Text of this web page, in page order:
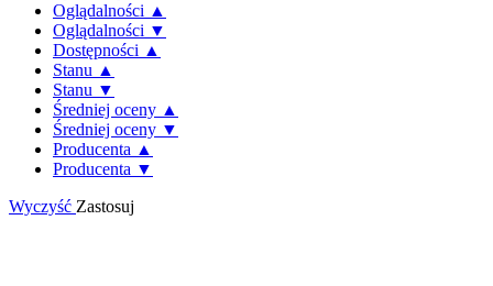
Oglądalności ▲
Oglądalności ▼
Dostępności ▲
Stanu ▲
Stanu ▼
Średniej oceny ▲
Średniej oceny ▼
Producenta ▲
Producenta ▼
Wyczyść Zastosuj